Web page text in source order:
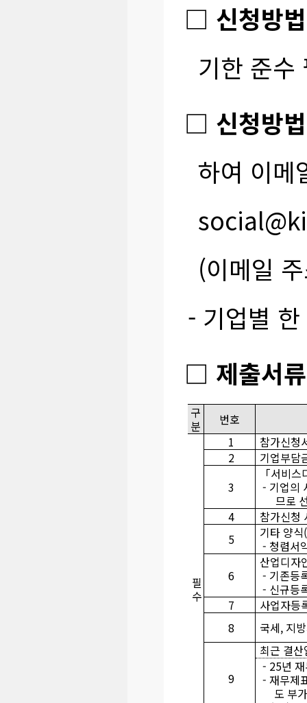
□ 신청방
기한 준수
□ 신청방
하여 이메
(이메일
- 기업별
□ 제출서류
구
분
번호
필
수
1
참가신청
2
기업부담
3
「서비
- 기업의
므로
4
참가신청
5
기타 양
- 청렴서
6
산업디자
- 기존등
- 신규등
7
사업자등
8
국세, 지
9
최근 결
- 25년
- 재무제
도 부